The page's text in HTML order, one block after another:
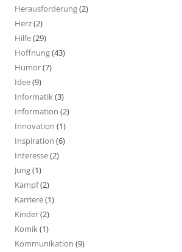
Herausforderung(2)
Herz(2)
Hilfe(29)
Hoffnung(43)
Humor(7)
Idee(9)
Informatik(3)
Information (2)
Innovation (1)
Inspiration (6)
Interesse(2)
Jung(1)
Kampf(2)
Karriere(1)
Kinder(2)
Komik(1)
Kommunikation (9)